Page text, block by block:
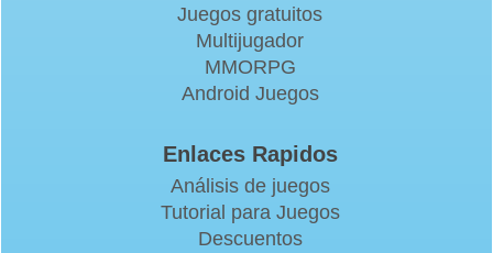
Juegos gratuitos
Multijugador
MMORPG
Android Juegos
Enlaces Rapidos
Análisis de juegos
Tutorial para Juegos
Descuentos